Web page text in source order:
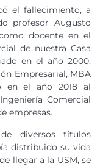
el fallecimiento, a
profesor Augusto
docente en el
de nuestra Casa
en el año 2000,
Empresarial, MBA
en el año 2018 al
Comercial
empresas.
diversos títulos
distribuido su vida
llegar a la USM, se